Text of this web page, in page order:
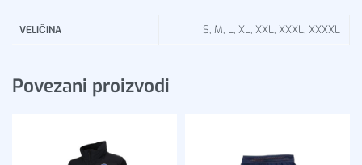
VELIČINA S, M, L, XL, XXL, XXXL, XXXXL
Povezani proizvodi